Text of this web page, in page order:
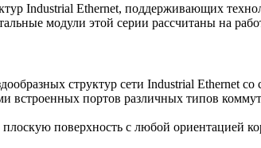
Industrial Ethernet, поддерживающих
модули этой серии рассчитаны на
структур сети Industrial Ethernet
встроенных портов различных типов
поверхность с любой ориентацией